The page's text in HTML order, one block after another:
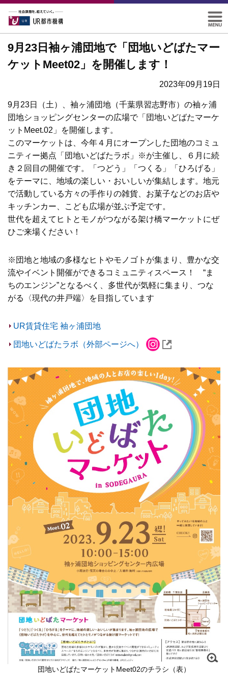
9月23日袖ヶ浦団地で「団地いどばたマー
ケットMeet02」を開催します！
2023年09月19日
9月23日（土）、袖ヶ浦団地（千葉県習志野市）の袖ヶ浦
団地ショッピングセンターの広場で「団地いどばたマーケ
ットMeet.02」を開催します。
このマーケットは、今年４月にオープンした団地のコミュ
ニティー拠点「団地いどばたラボ」※が主催し、６月に続
き２回目の開催です。「つどう」「つくる」「ひろげる」
をテーマに、地域の楽しい・おいしいが集結します。地元
で活動している方々の手作りの雑貨、お菓子などのお店や
キッチンカー、こども広場が並ぶ予定です。
世代を超えてヒトとモノがつながる架け橋マーケットにぜ
ひご来場ください！
※団地と地域の多様なヒトやモノゴトが集まり、豊かな交
流やイベント開催ができるコミュニティスペース！ “ま
ちのエンジン”となるべく、多世代が気軽に集まり、つな
がる〈現代の井戸端〉を目指しています
UR賃貸住宅 袖ヶ浦団地
団地いどばたラボ（外部ページへ）
団地いどばたマーケットMeet02のチラシ（表）